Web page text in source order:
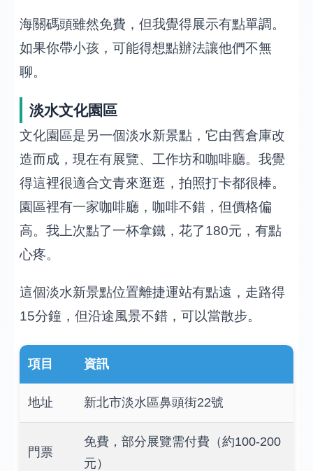
海關碼頭雖然免費，但我覺得展示有點單調。
如果你帶小孩，可能得想點辦法讓他們不無
聊。
淡水文化園區
文化園區是另一個淡水新景點，它由舊倉庫改
造而成，現在有展覽、工作坊和咖啡廳。我覺
得這裡很適合文青來逛逛，拍照打卡都很棒。
園區裡有一家咖啡廳，咖啡不錯，但價格偏
高。我上次點了一杯拿鐵，花了180元，有點
心疼。
這個淡水新景點位置離捷運站有點遠，走路得
15分鐘，但沿途風景不錯，可以當散步。
項目 資訊
地址 新北市淡水區鼻頭街22號
門票
免費，部分展覽需付費（約100-200
元）